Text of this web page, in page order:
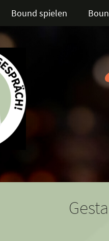
Bound spielen